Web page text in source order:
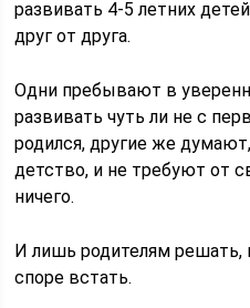
развивать 4-5 летних
друг от друга.
Одни пребывают в
развивать чуть ли не с
родился, другие же
детство, и не требуют от
ничего.
И лишь родителям решать,
споре встать.